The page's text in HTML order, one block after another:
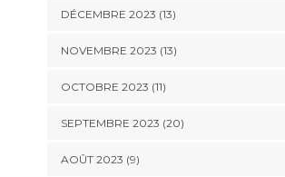
DÉCEMBRE 2023 (13)
NOVEMBRE 2023 (13)
OCTOBRE 2023 (11)
SEPTEMBRE 2023 (20)
AOÛT 2023 (9)